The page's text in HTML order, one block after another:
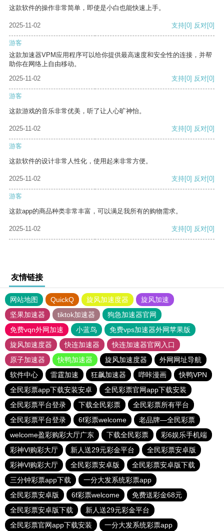
这款软件的操作非常简单，即使是小白也能快速上手。
2025-11-02 支持[0] 反对[0]
游客
这款加速器VPM应用程序可以给你提供最高速度和安全性的连接，并帮
助你在网络上自由移动。
2025-11-02
支持[0] 反对[0]
游客
这款游戏的音乐非常优美，听了让人心旷神怡。
2025-11-02 支持[0] 反对[0]
游客
这款软件的设计非常人性化，使用起来非常方便。
2025-11-02 支持[0] 反对[0]
游客
这款app的商品种类非常丰富，可以满足我所有的购物需求。
2025-11-02 支持[0] 反对[0]
友情链接
网站地图 QuickQ 旋风加速度器
旋风加速
坚果加速器
tiktok加速器
狗急加速器官网
免费vqn外网加速
小蓝鸟
免费vps加速器外网苹果版
旋风加速度器
快连加速器
快连加速器官网入口
原子加速器
快鸭加速器 旋风加速度器
外网网址导航
软件中心
雷霆加速 狂飙加速器 哔咔漫画
快鸭VPN
全民彩票app下载安装安卓
全民彩票官网app下载安装
全民彩票平台登录
下载全民彩票
全民彩票所有平台
全民彩票平台登录
6f彩票welcome
老品牌—全民彩票
welcome盈彩购彩大厅广东
下载全民彩票
彩6娱乐手机端
彩神Vl购彩大厅
新人送29元彩金平台
全民彩票安卓版
彩神Vl购彩大厅
全民彩票安卓版
全民彩票安卓版下载
三分钟彩票app下载
一分大发系统彩票app
全民彩票安卓版
6f彩票welcome
免费送彩金68元
全民彩票安卓版下载
新人送29元彩金平台
全民彩票官网app下载安装
一分大发系统彩票app